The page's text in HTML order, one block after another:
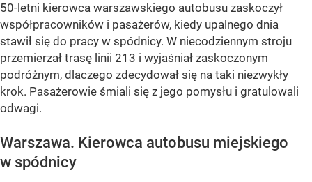
50-letni kierowca warszawskiego autobusu zaskoczył
współpracowników i pasażerów, kiedy upalnego dnia
stawił się do pracy w spódnicy. W niecodziennym stroju
przemierzał trasę linii 213 i wyjaśniał zaskoczonym
podróżnym, dlaczego zdecydował się na taki niezwykły
krok. Pasażerowie śmiali się z jego pomysłu i gratulowali
odwagi.
Warszawa. Kierowca autobusu miejskiego
w spódnicy